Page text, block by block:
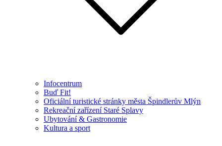
Infocentrum
Buď Fit!
Oficiální turistické stránky města Špindlerův Mlýn
Rekreační zařízení Staré Splavy
Ubytování & Gastronomie
Kultura a sport